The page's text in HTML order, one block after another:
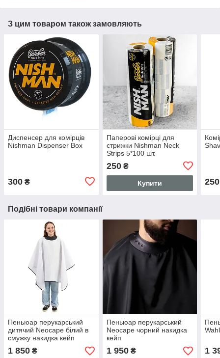
З цим товаром також замовляють
Диспенсер для комірців
Nishman Dispenser Box
300 ₴
Паперові комірці для
стрижки Nishman Neck
Strips 5*100 шт.
250₴
Купити 250
Подібні товари компанії
Пеньюар перукарський
дитячий Neocape білий в
смужку накидка кейп
1 850 ₴
Пеньюар перукарський
Neocape чорний накидка
кейп
1 950₴ 1